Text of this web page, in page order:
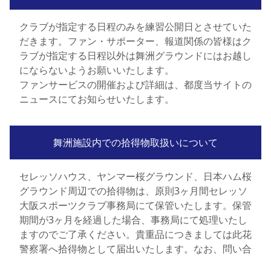
クラブが指定する日程のみを練習公開日とさせていた
だきます。ファン・サポーター、報道関係の皆様はク
ラブが指定する日程以外は舞洲グラウンドにはお越し
にならないようお願いいたします。
ファンサービスの開催および詳細は、都度当サイトの
ニュースにてお知らせいたします。
舞洲施設内での拾得物取扱いについて
セレッソハウス、ヤンマー桜グラウンド、日本ハム桜
グラウンド周辺での拾得物は、原則3ヶ月間セレッソ
大阪スポーツクラブ事務局にて保管いたします。保管
期間が3ヶ月を経過した場合、事務局にて処理いたし
ますのでご了承ください。貴重品につきましては此花
警察署へ拾得物として届出いたします。なお、問い合